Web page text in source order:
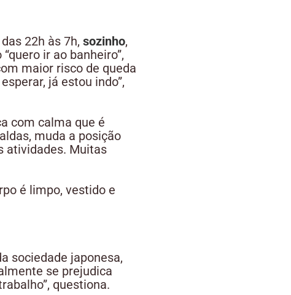
22h às 7h, sozinho,
ir ao banheiro”,
maior risco de queda
já estou indo”,
com calma que é
muda a posição
atividades. Muitas
é limpo, vestido e
sociedade japonesa,
se prejudica
questiona.